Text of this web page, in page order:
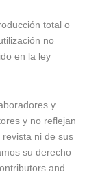
total o
no
en la ley
y
y no reflejan
ni de sus
su derecho
and